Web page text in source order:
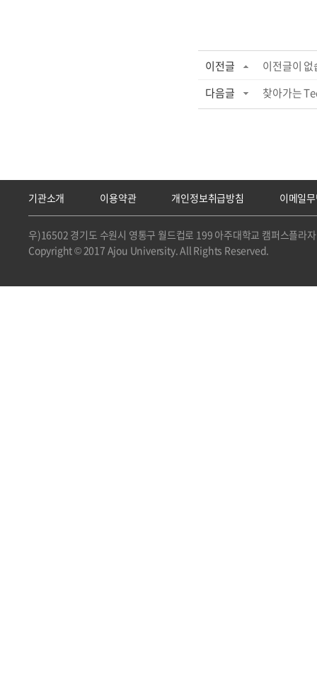
이전글
이전글이
다음글
찾아가는
기관소개 이용약관 개인정보취급방침 이메일
우)16502 경기도 수원시 영통구 월드컵로 199 아주대학교 캠퍼스플라
Copyright © 2017 Ajou University. All Rights Reserved.